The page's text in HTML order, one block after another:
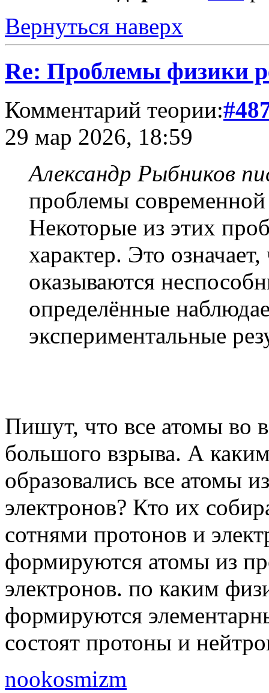
Вернуться наверх
Re: Проблемы физики
Комментарий теории:
29 мар 2026, 18:59
Александр Рыбников
проблемы
Некоторые из этих
характер. Это
оказываются
определённые
экспериментальные
Пишут, что все атомы во
большого взрыва. А
образовались все атомы
электронов? Кто их
сотнями протонов и
формируются атомы из
электронов. по каким
формируются
состоят протоны и
nookosmizm